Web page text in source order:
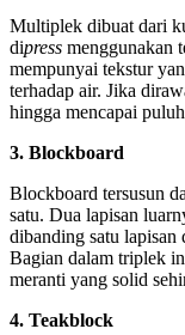
Multiplek dibuat dari
dipress menggunakan
mempunyai tekstur
terhadap air. Jika
hingga mencapai
3. Blockboard
Blockboard tersusun
satu. Dua lapisan
dibanding satu lapisan
Bagian dalam triplek
meranti yang solid
4. Teakblock